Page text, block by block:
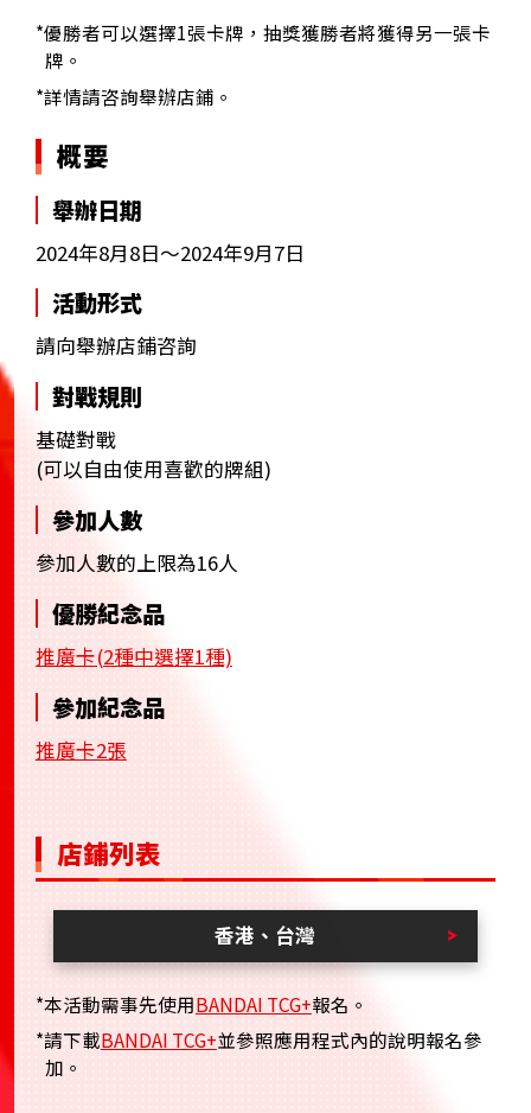
*優勝者可以選擇1張卡牌，抽獎獲勝者將獲得另一張卡
牌。
*詳情請咨詢舉辦店鋪。
概要
舉辦日期
2024年8月8日～2024年9月7日
活動形式
請向舉辦店鋪咨詢
對戰規則
基礎對戰
(可以自由使用喜歡的牌組)
參加人數
參加人數的上限為16人
優勝紀念品
推廣卡(2種中選擇1種)
參加紀念品
推廣卡2張
店鋪列表
香港、台灣
*本活動需事先使用BANDAI TCG+報名。
*請下載BANDAI TCG+並參照應用程式內的說明報名參
加。